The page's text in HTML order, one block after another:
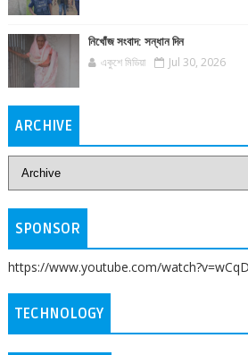
নিখোঁজ সংবাদ: সন্ধান দিন
একুশে মিডিয়া Jul 30, 2026
ARCHIVE
SPONSOR
https://www.youtube.com/
TECHNOLOGY